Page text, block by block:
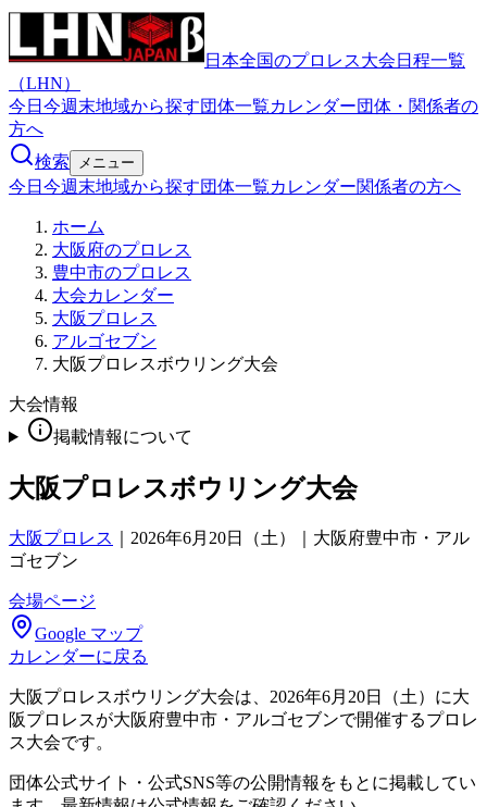
日本全国のプロレス大会日程一覧
（LHN）
今日 今週末地域から探す団体一覧カレンダー団体・関係者の
方へ
検索
メニュー
今日 今週末地域から探す団体一覧カレンダー関係者の方へ
ホーム
大阪府のプロレス
豊中市のプロレス
大会カレンダー
大阪プロレス
アルゴセブン
大阪プロレスボウリング大会
大会情報
掲載情報について
大阪プロレスボウリング大会
大阪プロレス
2026年6月20日（土）｜大阪府豊中市・アル
ゴセブン
会場ページ
Google マップ
カレンダーに戻る
大阪プロレスボウリング大会は、2026年6月20日（土）に大
阪プロレスが大阪府豊中市・アルゴセブンで開催するプロレ
ス大会です。
団体公式サイト・公式SNS等の公開情報をもとに掲載してい